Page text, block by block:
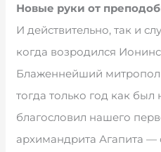
Новые руки от
И действительно, так и
когда возродился
Блаженнейший
тогда только год как
благословил нашего
архимандрита Агапита